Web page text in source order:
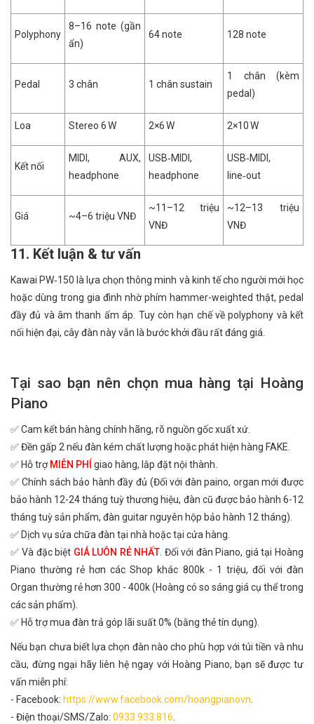
Polyphony
8–16 note (gần
ẩn)
64 note 128 note
Pedal 3 chân 1 chân sustain
1 chân (kèm
pedal)
Loa Stereo 6 W 2×6 W 2×10 W
Kết nối
MIDI, AUX,
headphone
USB‑MIDI,
headphone
USB‑MIDI,
line‑out
Giá ~4–6 triệu VNĐ
~11–12 triệu
VNĐ
~12–13 triệu
VNĐ
11. Kết luận & tư vấn
Kawai PW‑150 là lựa chọn thông minh và kinh tế cho người mới học
hoặc dùng trong gia đình nhờ phím hammer-weighted thật, pedal
đầy đủ và âm thanh ấm áp. Tuy còn hạn chế về polyphony và kết
nối hiện đại, cây đàn này vẫn là bước khởi đầu rất đáng giá.
Tại sao bạn nên chọn mua hàng tại Hoàng
Piano
✅ Cam kết bán hàng chính hãng, rõ nguồn gốc xuất xứ.
✅ Đền gấp 2 nếu đàn kém chất lượng hoặc phát hiện hàng FAKE.
✅ Hỗ trợ MIỄN PHÍ giao hàng, lắp đặt nội thành.
✅ Chính sách bảo hành đầy đủ (Đối với đàn paino, organ mới được
bảo hành 12-24 tháng tuỳ thương hiệu, đàn cũ được bảo hành 6-12
tháng tuỳ sản phẩm, đàn guitar nguyên hộp bảo hành 12 tháng).
✅ Dịch vụ sửa chữa đàn tại nhà hoặc tại cửa hàng.
✅ Và đặc biệt GIÁ LUÔN RẺ NHẤT . Đối với đàn Piano, giá tại Hoàng
Piano thường rẻ hơn các Shop khác 800k - 1 triệu, đối với đàn
Organ thường rẻ hơn 300 - 400k (Hoàng có so sáng giá cụ thể trong
các sản phẩm).
✅ Hỗ trợ mua đàn trả góp lãi suất 0% (bằng thẻ tín dụng).
Nếu bạn chưa biết lựa chọn đàn nào cho phù hợp với túi tiền và nhu
cầu, đừng ngại hãy liên hệ ngay với Hoàng Piano, bạn sẽ được tư
vấn miễn phí:
- Facebook: https://www.facebook.com/hoangpianovn
- Điện thoại/SMS/Zalo: 0933.933.816